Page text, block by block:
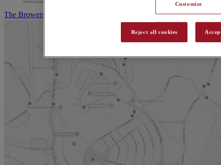
The Browers Company
Customize
Reject all cookies